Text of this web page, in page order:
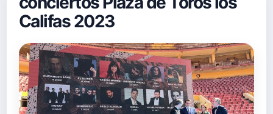
Califas 2023